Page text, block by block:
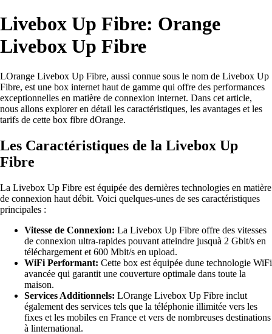
Livebox Up Fibre: Orange
Livebox Up Fibre
LOrange Livebox Up Fibre, aussi connue sous le nom de Livebox Up
Fibre, est une box internet haut de gamme qui offre des performances
exceptionnelles en matière de connexion internet. Dans cet article,
nous allons explorer en détail les caractéristiques, les avantages et les
tarifs de cette box fibre dOrange.
Les Caractéristiques de la Livebox Up
Fibre
La Livebox Up Fibre est équipée des dernières technologies en matière
de connexion haut débit. Voici quelques-unes de ses caractéristiques
principales :
Vitesse de Connexion: La Livebox Up Fibre offre des vitesses
de connexion ultra-rapides pouvant atteindre jusquà 2 Gbit/s en
téléchargement et 600 Mbit/s en upload.
WiFi Performant: Cette box est équipée dune technologie WiFi
avancée qui garantit une couverture optimale dans toute la
maison.
Services Additionnels: LOrange Livebox Up Fibre inclut
également des services tels que la téléphonie illimitée vers les
fixes et les mobiles en France et vers de nombreuses destinations
à linternational.